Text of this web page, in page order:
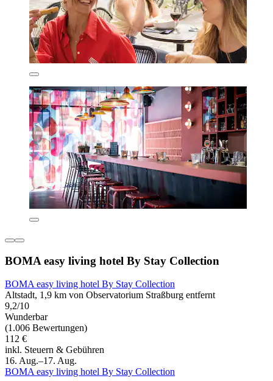
BOMA easy living hotel By Stay Collection
BOMA easy living hotel By Stay Collection
Altstadt, 1,9 km von Observatorium Straßburg entfernt
9,2/10
Wunderbar
(1.006 Bewertungen)
112 €
inkl. Steuern & Gebühren
16. Aug.–17. Aug.
BOMA easy living hotel By Stay Collection